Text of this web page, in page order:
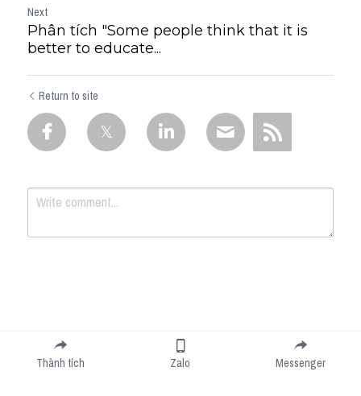
Next
Phân tích "Some people think that it is
better to educate...
Return to site
Submit
Thành tích Zalo Messenger